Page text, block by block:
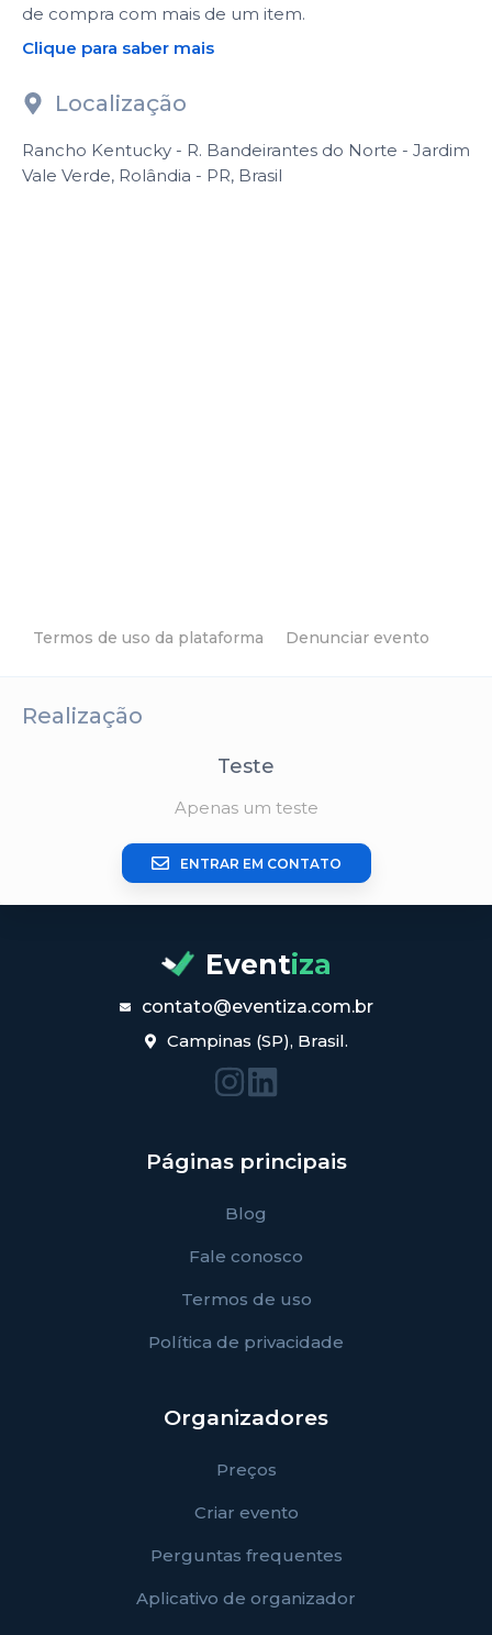
de compra com mais de um item.
Clique para saber mais
Localização
Rancho Kentucky - R. Bandeirantes do Norte - Jardim
Vale Verde, Rolândia - PR, Brasil
Termos de uso da plataforma Denunciar evento
Realização
Teste
Apenas um teste
ENTRAR EM CONTATO
Eventiza
contato@eventiza.com.br
Campinas (SP), Brasil.
Páginas principais
Blog
Fale conosco
Termos de uso
Política de privacidade
Organizadores
Preços
Criar evento
Perguntas frequentes
Aplicativo de organizador